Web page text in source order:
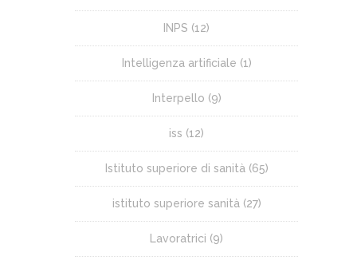
INPS (12)
Intelligenza artificiale (1)
Interpello (9)
iss (12)
Istituto superiore di sanità (65)
istituto superiore sanità (27)
Lavoratrici (9)